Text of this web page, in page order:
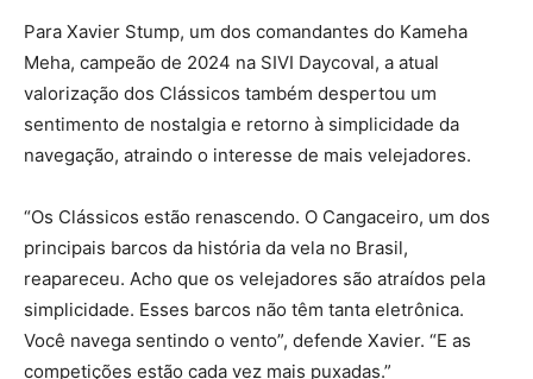
Para Xavier Stump, um dos comandantes do Kameha
Meha, campeão de 2024 na SIVI Daycoval, a atual
valorização dos Clássicos também despertou um
sentimento de nostalgia e retorno à simplicidade da
navegação, atraindo o interesse de mais velejadores.
“Os Clássicos estão renascendo. O Cangaceiro, um dos
principais barcos da história da vela no Brasil,
reapareceu. Acho que os velejadores são atraídos pela
simplicidade. Esses barcos não têm tanta eletrônica.
Você navega sentindo o vento”, defende Xavier. “E as
competições estão cada vez mais puxadas.”